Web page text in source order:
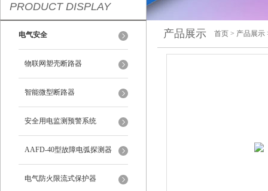
PRODUCT DISPLAY
电气安全
物联网塑壳断路器
智能微型断路器
安全用电监测预警系统
AAFD-40型故障电弧探测器
电气防火限流式保护器
产品展示 首页 > 产品展示